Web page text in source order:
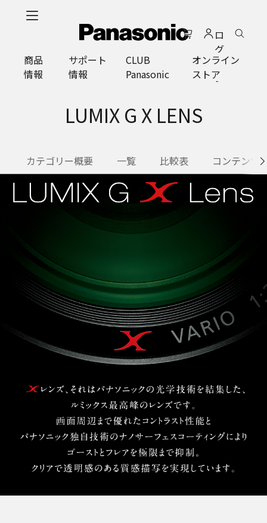
プ
ロ
グ
イ
ン
商品
情報
サポート
情報
CLUB
Panasonic
オンライン
ストア
LUMIX G X LENS
カテゴリー概要 一覧 比較表 コンテンツ